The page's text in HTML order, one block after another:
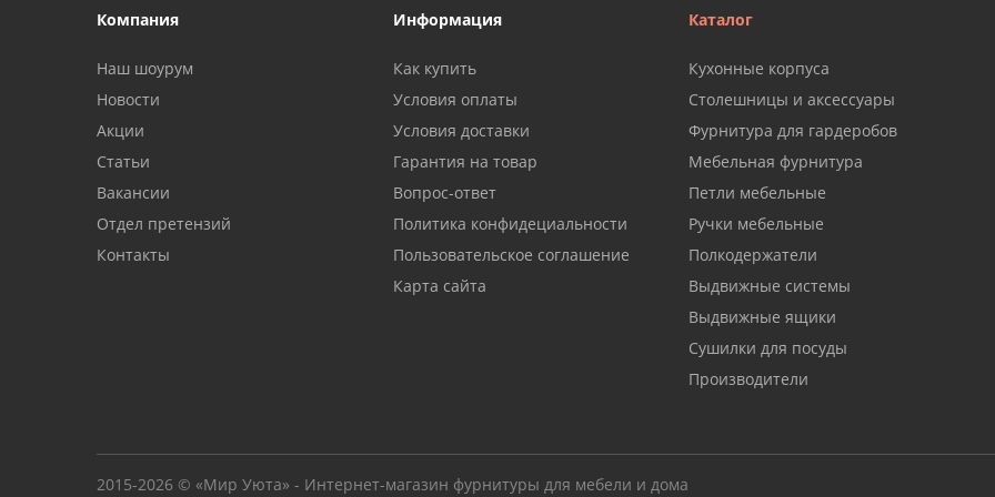
Компания
Наш шоурум
Новости
Акции
Статьи
Вакансии
Отдел претензий
Контакты
Информация
Как купить
Условия оплаты
Условия доставки
Гарантия на товар
Вопрос-ответ
Политика конфидециальности
Пользовательское соглашение
Карта сайта
Каталог
Кухонные корпуса
Столешницы и аксессуары
Фурнитура для гардеробов
Мебельная фурнитура
Петли мебельные
Ручки мебельные
Полкодержатели
Выдвижные системы
Выдвижные ящики
Сушилки для посуды
Производители
2015-2026 © «Мир Уюта» - Интернет-магазин фурнитуры для мебели и дома